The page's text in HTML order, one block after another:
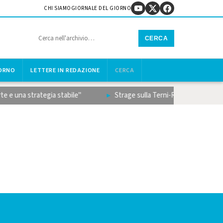
CHI SIAMO GIORNALE DEL GIORNO
CERCA
LETTERE IN REDAZIONE CERCA
e una strategia stabile" Strage sulla Terni-Rieti, il bilancio e